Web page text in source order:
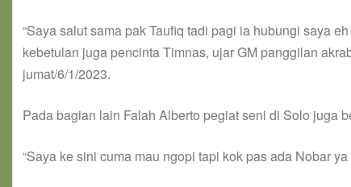
“Saya salut sama pak Taufiq tadi pagi ia hubungi saya
kebetulan juga pencinta Timnas, ujar GM panggilan
jumat/6/1/2023.
Pada bagian lain Falah Alberto pegiat seni di Solo juga
“Saya ke sini cuma mau ngopi tapi kok pas ada Nobar